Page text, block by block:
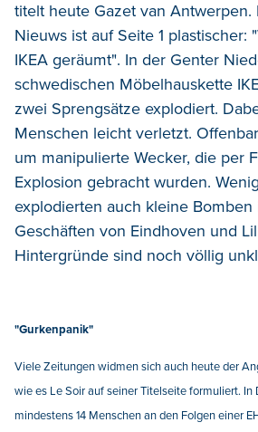
titelt heute Gazet van Antwerpen.
Nieuws ist auf Seite 1 plastischer:
IKEA geräumt". In der Genter
schwedischen Möbelhauskette
zwei Sprengsätze explodiert.
Menschen leicht verletzt.
um manipulierte Wecker, die per
Explosion gebracht wurden.
explodierten auch kleine Bomben
Geschäften von Eindhoven und
Hintergründe sind noch völlig
"Gurkenpanik"
Viele Zeitungen widmen sich auch heute der
wie es Le Soir auf seiner Titelseite formuliert. In
mindestens 14 Menschen an den Folgen einer